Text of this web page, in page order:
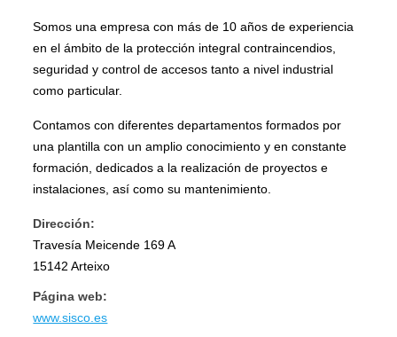
Somos una empresa con más de 10 años de experiencia
en el ámbito de la protección integral contraincendios,
seguridad y control de accesos tanto a nivel industrial
como particular.
Contamos con diferentes departamentos formados por
una plantilla con un amplio conocimiento y en constante
formación, dedicados a la realización de proyectos e
instalaciones, así como su mantenimiento.
Dirección:
Travesía Meicende 169 A
15142 Arteixo
Página web:
www.sisco.es